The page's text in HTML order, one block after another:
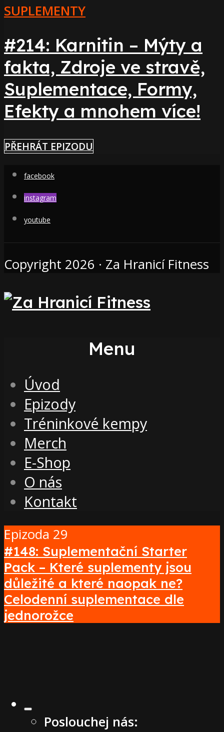
SUPLEMENTY
#214: Karnitin – Mýty a
fakta, Zdroje ve stravě,
Suplementace, Formy,
Efekty a mnohem více!
PŘEHRÁT EPIZODU
facebook
instagram
youtube
Copyright 2026 · Za Hranicí Fitness
Menu
Úvod
Epizody
Tréninkové kempy
Merch
E-Shop
O nás
Kontakt
Epizoda 29
#148: Suplementační Starter
Pack – Které suplementy jsou
důležité a které naopak ne?
Celodenní suplementace dle
jednorožce
Poslouchej nás: